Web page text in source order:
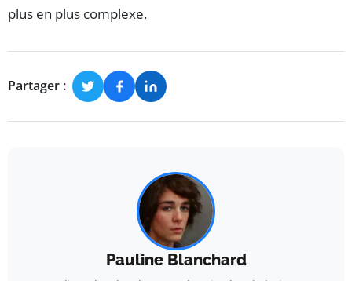
plus en plus complexe.
Partager :
Pauline Blanchard